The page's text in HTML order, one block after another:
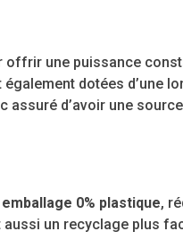
offrir une puissance
dotées d’une
d’avoir une
emballage 0% plastique,
un recyclage plus